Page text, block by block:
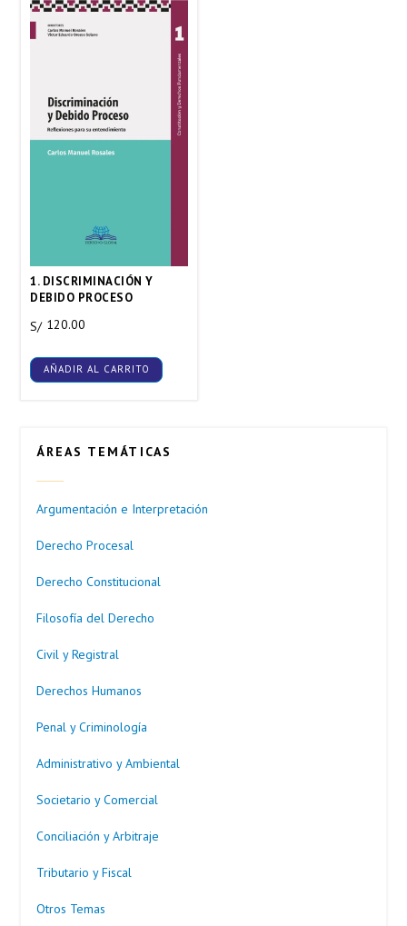
ÁREAS TEMÁTICAS
Argumentación e Interpretación
Derecho Procesal
Derecho Constitucional
Filosofía del Derecho
Civil y Registral
Derechos Humanos
Penal y Criminología
Administrativo y Ambiental
Societario y Comercial
Conciliación y Arbitraje
Tributario y Fiscal
Otros Temas
1. DISCRIMINACIÓN Y
DEBIDO PROCESO
S/ 120.00
AÑADIR AL CARRITO